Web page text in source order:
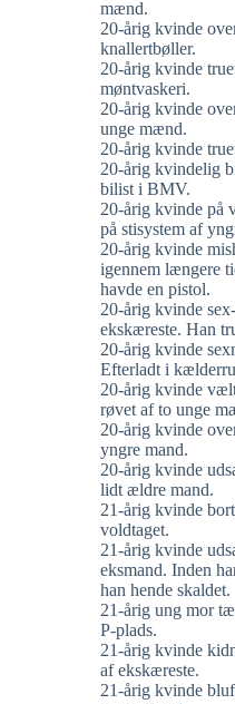
mænd.
20-årig kvinde
knallertbøller.
20-årig kvinde
møntvaskeri.
20-årig kvinde
unge mænd.
20-årig kvinde
20-årig kvindelig
bilist i BMV.
20-årig kvinde på
på stisystem af
20-årig kvinde
igennem længere
havde en pistol.
20-årig kvinde
ekskæreste. Han
20-årig kvinde
Efterladt i
20-årig kvinde
røvet af to unge
20-årig kvinde
yngre mand.
20-årig kvinde
lidt ældre mand.
21-årig kvinde
voldtaget.
21-årig kvinde
eksmand. Inden
han hende skaldet.
21-årig ung mor
P-plads.
21-årig kvinde
af ekskæreste.
21-årig kvinde